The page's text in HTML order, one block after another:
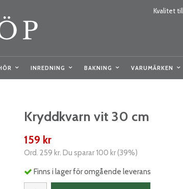
Kvalitet
INREDNING BAKNING VARUMÄRKEN
Kryddkvarn vit 30 cm
159 kr
Ord. 259 kr. Du sparar100 kr(39%)
Finns i lager för omgående leverans